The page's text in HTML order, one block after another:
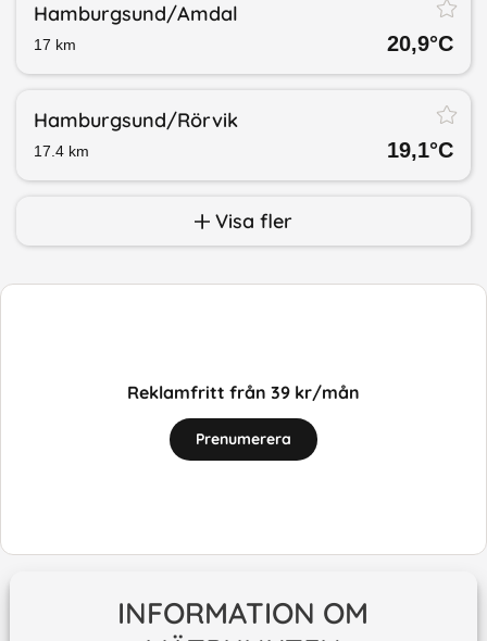
Hamburgsund/​Amdal
17 km 20,9°C
Hamburgsund/​Rörvik
17.4 km 19,1°C
Visa fler
Reklamfritt från 39 kr/mån
Prenumerera
INFORMATION OM